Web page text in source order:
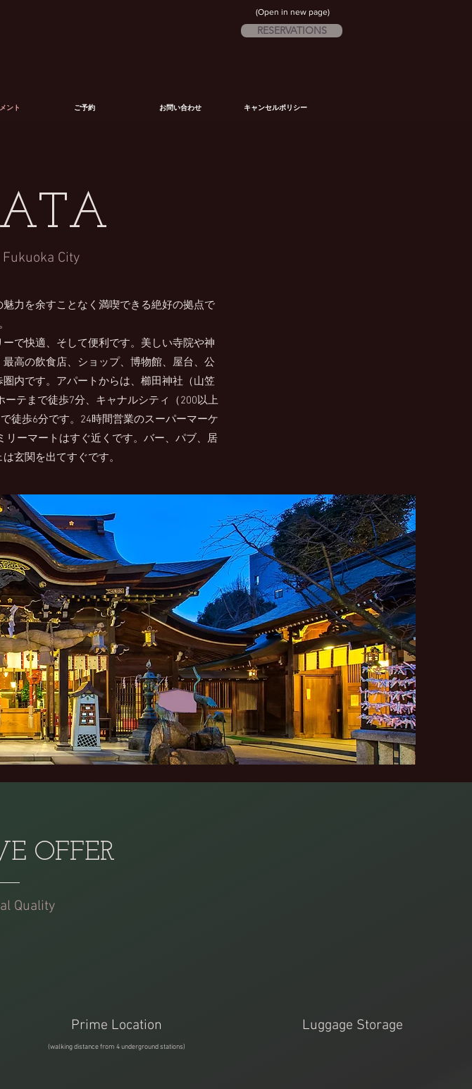
(Open in new page)
RESERVATIONS
ント ご予約 お問い合わせ キャンセルポリシー
City
力を余すことなく満喫できる絶好の拠点で
で快適、そして便利です。美しい寺院や神
高の飲食店、ショップ、博物館、屋台、公
内です。アパートからは、櫛田神社（山笠
テまで徒歩7分、キャナルシティ（200以上
徒歩6分です。24時間営業のスーパーマーケ
リーマートはすぐ近くです。バー、パブ、居
玄関を出てすぐです。
OFFER
Quality
Prime Location
(walking distance from 4 underground stations)
Luggage Storage